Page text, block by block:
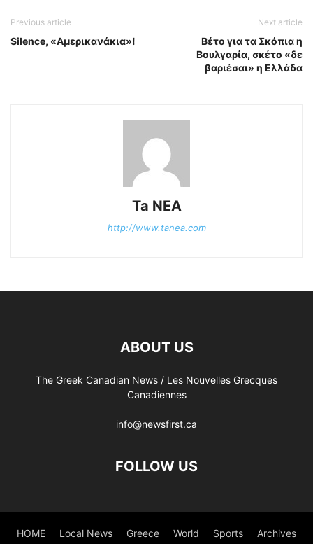
Previous article
Silence, «Αμερικανάκια»!
Next article
Βέτο για τα Σκόπια η
Βουλγαρία, σκέτο «δε
βαριέσαι» η Ελλάδα
Ta NEA
http://www.tanea.com
ABOUT US
The Greek Canadian News / Les Nouvelles Grecques
Canadiennes
info@newsfirst.ca
FOLLOW US
HOME Local News Greece World Sports Archives